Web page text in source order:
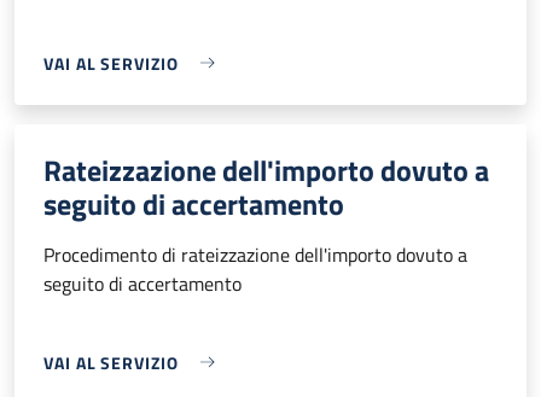
VAI AL SERVIZIO
Rateizzazione dell'importo dovuto a
seguito di accertamento
Procedimento di rateizzazione dell'importo dovuto a
seguito di accertamento
VAI AL SERVIZIO